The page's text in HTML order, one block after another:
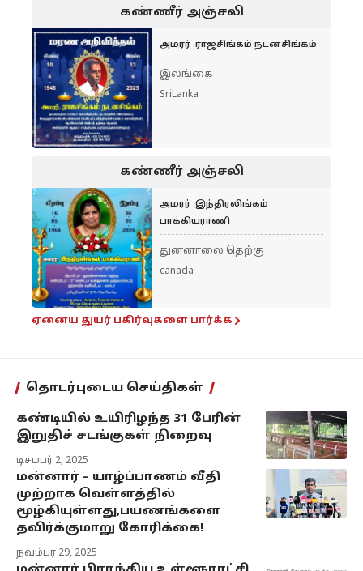
கண்ணீர் அஞ்சலி
அமரர் .ராஜசிங்கம் நடனசிங்கம்
இலங்கை
SriLanka
கண்ணீர் அஞ்சலி
அமரர் .இந்திரலிங்கம்
பாக்கியராணி
துன்னாலை தெற்கு
canada
ஏனைய துயர் பகிர்வுகளை பார்க்க
தொடர்புடைய செய்திகள்
கண்டியில் உயிரிழந்த 31 பேரின்
இறுதிச் சடங்குகள் நிறைவு
டிசம்பர் 2, 2025
மன்னார் – யாழ்ப்பாணம் வீதி
முற்றாக வெள்ளத்தில்
மூழ்கியுள்ளது,பயணங்களை
தவிர்க்குமாறு கோரிக்கை!
நவம்பர் 29, 2025